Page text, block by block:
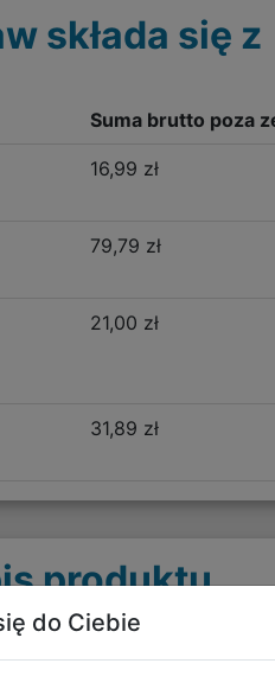
składa się z
Suma brutto poza
16,99 zł
79,79 zł
21,00 zł
31,89 zł
produktu
do Ciebie